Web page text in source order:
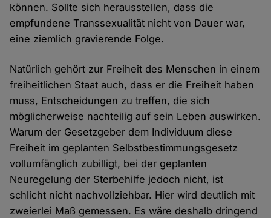
können. Sollte sich herausstellen, dass die
empfundene Transsexualität nicht von Dauer war,
eine ziemlich gravierende Folge.
Natürlich gehört zur Freiheit des Menschen in einem
freiheitlichen Staat auch, dass er die Freiheit haben
muss, Entscheidungen zu treffen, die sich
möglicherweise nachteilig auf sein Leben auswirken.
Warum der Gesetzgeber dem Individuum diese
Freiheit im geplanten Selbstbestimmungsgesetz
vollumfänglich zubilligt, bei der geplanten
Neuregelung der Sterbehilfe jedoch nicht, ist
schlicht nicht nachvollziehbar. Hier wird deutlich mit
zweierlei Maß gemessen. Es wäre deshalb dringend